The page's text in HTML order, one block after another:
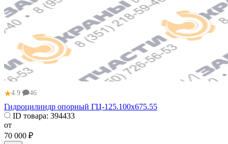
★4.9 46
Гидроцилиндр опорный ГЦ-125.100х675.55
ID товара: 394433
от
70 000 ₽